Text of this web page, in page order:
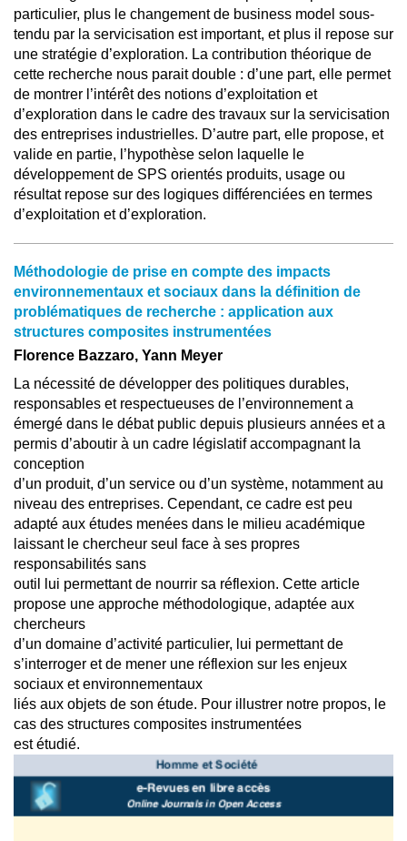
particulier, plus le changement de business model sous-
tendu par la servicisation est important, et plus il repose sur
une stratégie d’exploration. La contribution théorique de
cette recherche nous parait double : d’une part, elle permet
de montrer l’intérêt des notions d’exploitation et
d’exploration dans le cadre des travaux sur la servicisation
des entreprises industrielles. D’autre part, elle propose, et
valide en partie, l’hypothèse selon laquelle le
développement de SPS orientés produits, usage ou
résultat repose sur des logiques différenciées en termes
d’exploitation et d’exploration.
Méthodologie de prise en compte des impacts
environnementaux et sociaux dans la définition de
problématiques de recherche : application aux
structures composites instrumentées
Florence Bazzaro, Yann Meyer
La nécessité de développer des politiques durables,
responsables et respectueuses de l’environnement a
émergé dans le débat public depuis plusieurs années et a
permis d’aboutir à un cadre législatif accompagnant la
conception
d’un produit, d’un service ou d’un système, notamment au
niveau des entreprises. Cependant, ce cadre est peu
adapté aux études menées dans le milieu académique
laissant le chercheur seul face à ses propres
responsabilités sans
outil lui permettant de nourrir sa réflexion. Cette article
propose une approche méthodologique, adaptée aux
chercheurs
d’un domaine d’activité particulier, lui permettant de
s’interroger et de mener une réflexion sur les enjeux
sociaux et environnementaux
liés aux objets de son étude. Pour illustrer notre propos, le
cas des structures composites instrumentées
est étudié.